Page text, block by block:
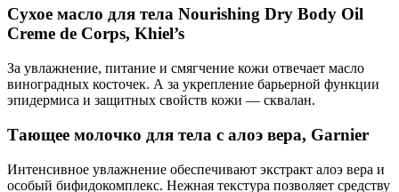
Сухое масло для тела Nourishing Dry Body Oil
Creme de Corps, Khiel’s
За увлажнение, питание и смягчение кожи отвечает масло
виноградных косточек. А за укрепление барьерной функции
эпидермиса и защитных свойств кожи — сквалан.
Тающее молочко для тела с алоэ вера, Garnier
Интенсивное увлажнение обеспечивают экстракт алоэ вера и
особый бифидокомплекс. Нежная текстура позволяет средству